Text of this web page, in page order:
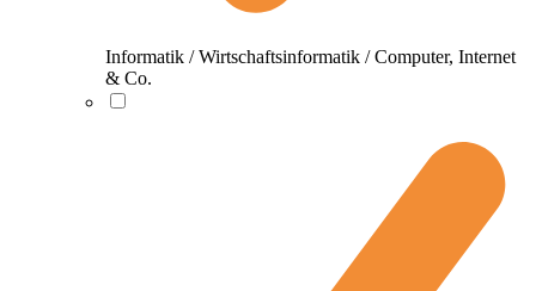
Informatik / Wirtschaftsinformatik / Computer, Internet
& Co.